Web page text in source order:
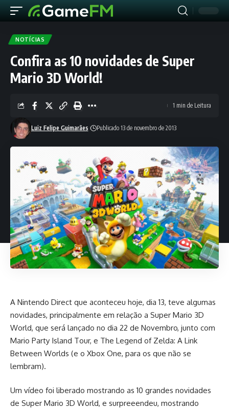
NOTÍCIAS
Confira as 10 novidades de Super
Mario 3D World!
Luiz Felipe Guimarães Publicado 13 de novembro de 2013
1 min de Leitura
A Nintendo Direct que aconteceu hoje, dia 13, teve algumas
novidades, principalmente em relação a Super Mario 3D
World, que será lançado no dia 22 de Novembro, junto com
Mario Party Island Tour, e The Legend of Zelda: A Link
Between Worlds (e o Xbox One, para os que não se
lembram).
Um vídeo foi liberado mostrando as 10 grandes novidades
de Super Mario 3D World, e surpreeendeu, mostrando